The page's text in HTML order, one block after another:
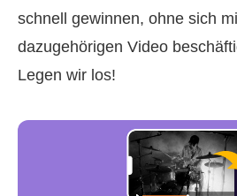
schnell gewinnen, ohne sich
dazugehörigen Video
Legen wir los!